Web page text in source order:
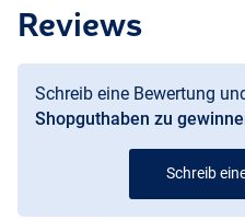
Reviews
Schreib eine Bewertung
Shopguthaben zu
Schreib